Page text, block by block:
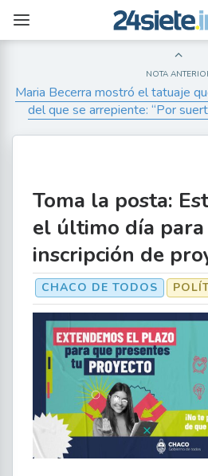
NOTA
Maria Becerra mostró el tatuaje
del que se arrepiente: “Por
Toma la posta:
el último día
inscripción de
CHACO DE TODOS